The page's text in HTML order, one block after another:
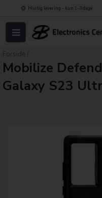
Hurtig levering - kun 1-3 dage
Forside
Mobilize
Galaxy S23